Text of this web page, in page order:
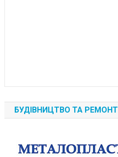
БУДІВНИЦТВО ТА РЕМОНТ